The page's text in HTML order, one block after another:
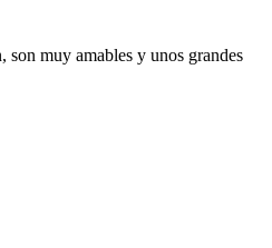
son muy amables y unos grandes